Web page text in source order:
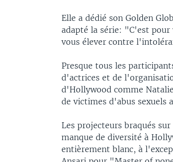
Elle a dédié son Golden
adapté la série: "C'est pour
vous élever contre
Presque tous les
d'actrices et de
d'Hollywood comme
de victimes d'abus sexuels
Les projecteurs braqués
manque de diversité à
entièrement blanc, à